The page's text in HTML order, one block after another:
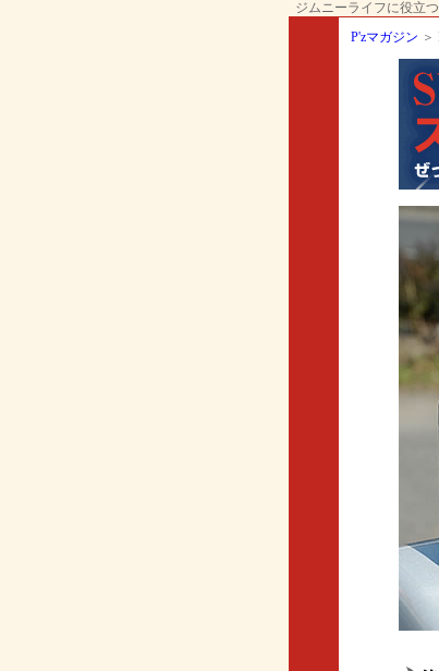
ジムニーライフに役立つ
P'zマガジン ＞